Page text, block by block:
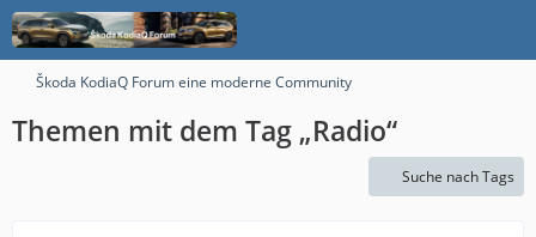
Škoda KodiaQ Forum eine moderne Community
Themen mit dem Tag „Radio“
Suche nach Tags